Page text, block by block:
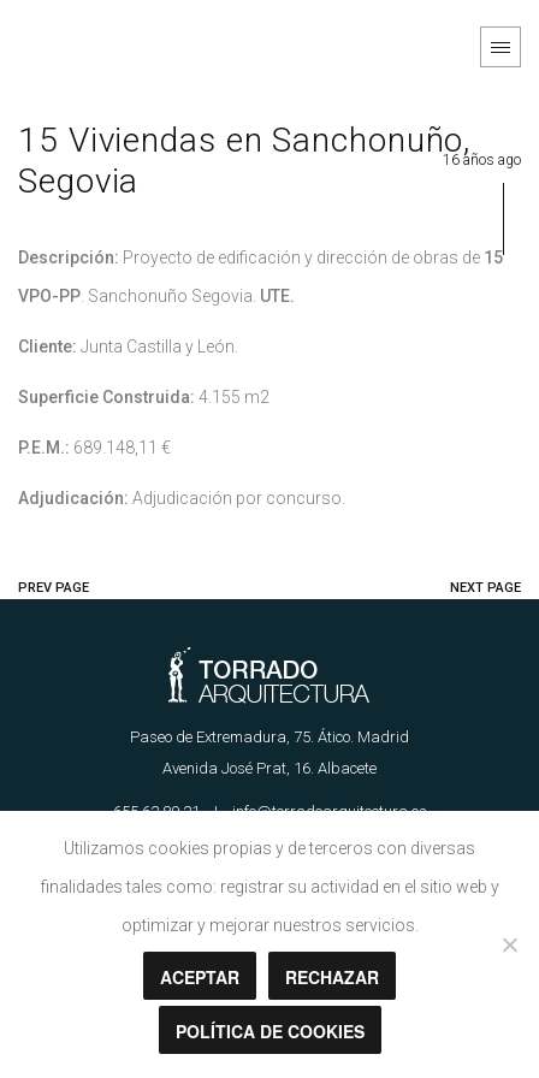
15 Viviendas en Sanchonuño,
Segovia
16 años ago
Descripción: Proyecto de edificación y dirección de obras de 15
VPO-PP . Sanchonuño Segovia. UTE.
Cliente: Junta Castilla y León.
Superficie Construida: 4.155 m2
P.E.M.: 689.148,11 €
Adjudicación: Adjudicación por concurso.
PREV PAGE NEXT PAGE
Paseo de Extremadura, 75. Ático. Madrid
Avenida José Prat, 16. Albacete
655 62 89 21 | info@torradoarquitectura.es
Aviso Legal|Política de Cookies
Utilizamos cookies propias y de terceros con diversas
finalidades tales como: registrar su actividad en el sitio web y
optimizar y mejorar nuestros servicios.
ACEPTAR RECHAZAR
POLÍTICA DE COOKIES